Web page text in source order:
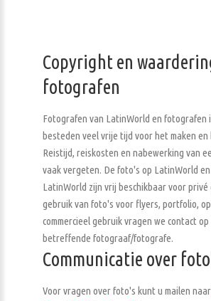
Copyright en
fotografen
Fotografen van LatinWorld en fotografen
besteden veel vrije tijd voor het maken
Reistijd, reiskosten en nabewerking van
vaak vergeten. De foto's op LatinWorld
LatinWorld zijn vrij beschikbaar voor privé
gebruik van foto's voor flyers, portfolio,
commercieel gebruik vragen we contact
betreffende fotograaf/fotografe.
Communicatie over
Voor vragen over foto's kunt u mailen naar